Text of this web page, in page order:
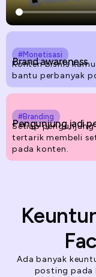
#Monetisasi
Brand awareness
Konten bisnis
bantu perbanyak
#Branding
Pengunjung jadi
Setiap
tertarik membeli
pada konten.
Ada banyak
posting pada